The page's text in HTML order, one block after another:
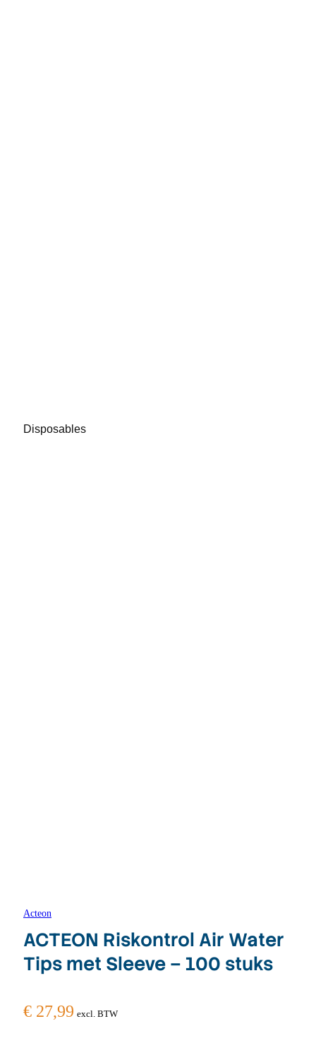
Disposables
Acteon
ACTEON Riskontrol Air Water
Tips met Sleeve – 100 stuks
€ 27,99 excl. BTW